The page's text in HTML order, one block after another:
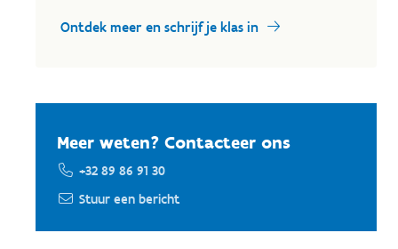
Ontdek meer en schrijf je klas in
Meer weten? Contacteer ons
+32 89 86 91 30
Stuur een bericht